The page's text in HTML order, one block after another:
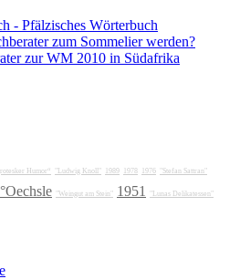
- Pfälzisches Wörterbuch
zum Sommelier werden?
zur WM 2010 in Südafrika
Humor“ "Ludwig Knoll" 1989 1978 1976 "Stefan Sattran"
"Weingut am Stein" 1951 "Lunas Delikatessen"